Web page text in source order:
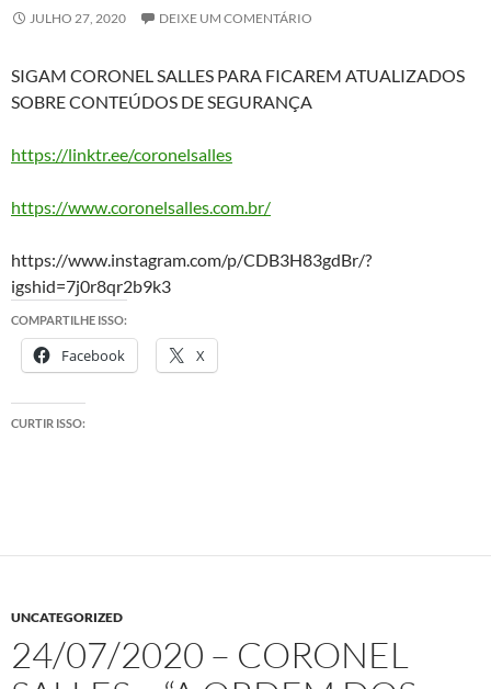
JULHO 27, 2020 DEIXE UM COMENTÁRIO
SIGAM CORONEL SALLES PARA FICAREM ATUALIZADOS
SOBRE CONTEÚDOS DE SEGURANÇA
https://linktr.ee/coronelsalles
https://www.coronelsalles.com.br/
https://www.instagram.com/p/CDB3H83gdBr/?
igshid=7j0r8qr2b9k3
COMPARTILHE ISSO:
Facebook X
CURTIR ISSO:
UNCATEGORIZED
24/07/2020 – CORONEL